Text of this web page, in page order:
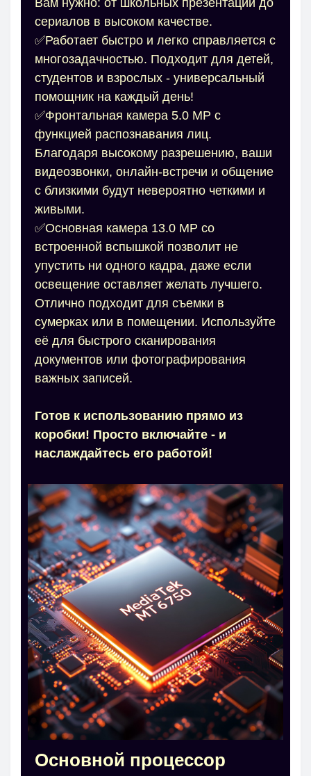
Вам нужно: от школьных презентаций до
сериалов в высоком качестве.
✅Работает быстро и легко справляется с
многозадачностью. Подходит для детей,
студентов и взрослых - универсальный
помощник на каждый день!
✅Фронтальная камера 5.0 MP с
функцией распознавания лиц.
Благодаря высокому разрешению, ваши
видеозвонки, онлайн-встречи и общение
с близкими будут невероятно четкими и
живыми.
✅Основная камера 13.0 MP со
встроенной вспышкой позволит не
упустить ни одного кадра, даже если
освещение оставляет желать лучшего.
Отлично подходит для съемки в
сумерках или в помещении. Используйте
её для быстрого сканирования
документов или фотографирования
важных записей.
Готов к использованию прямо из
коробки! Просто включайте - и
наслаждайтесь его работой!
Основной процессор